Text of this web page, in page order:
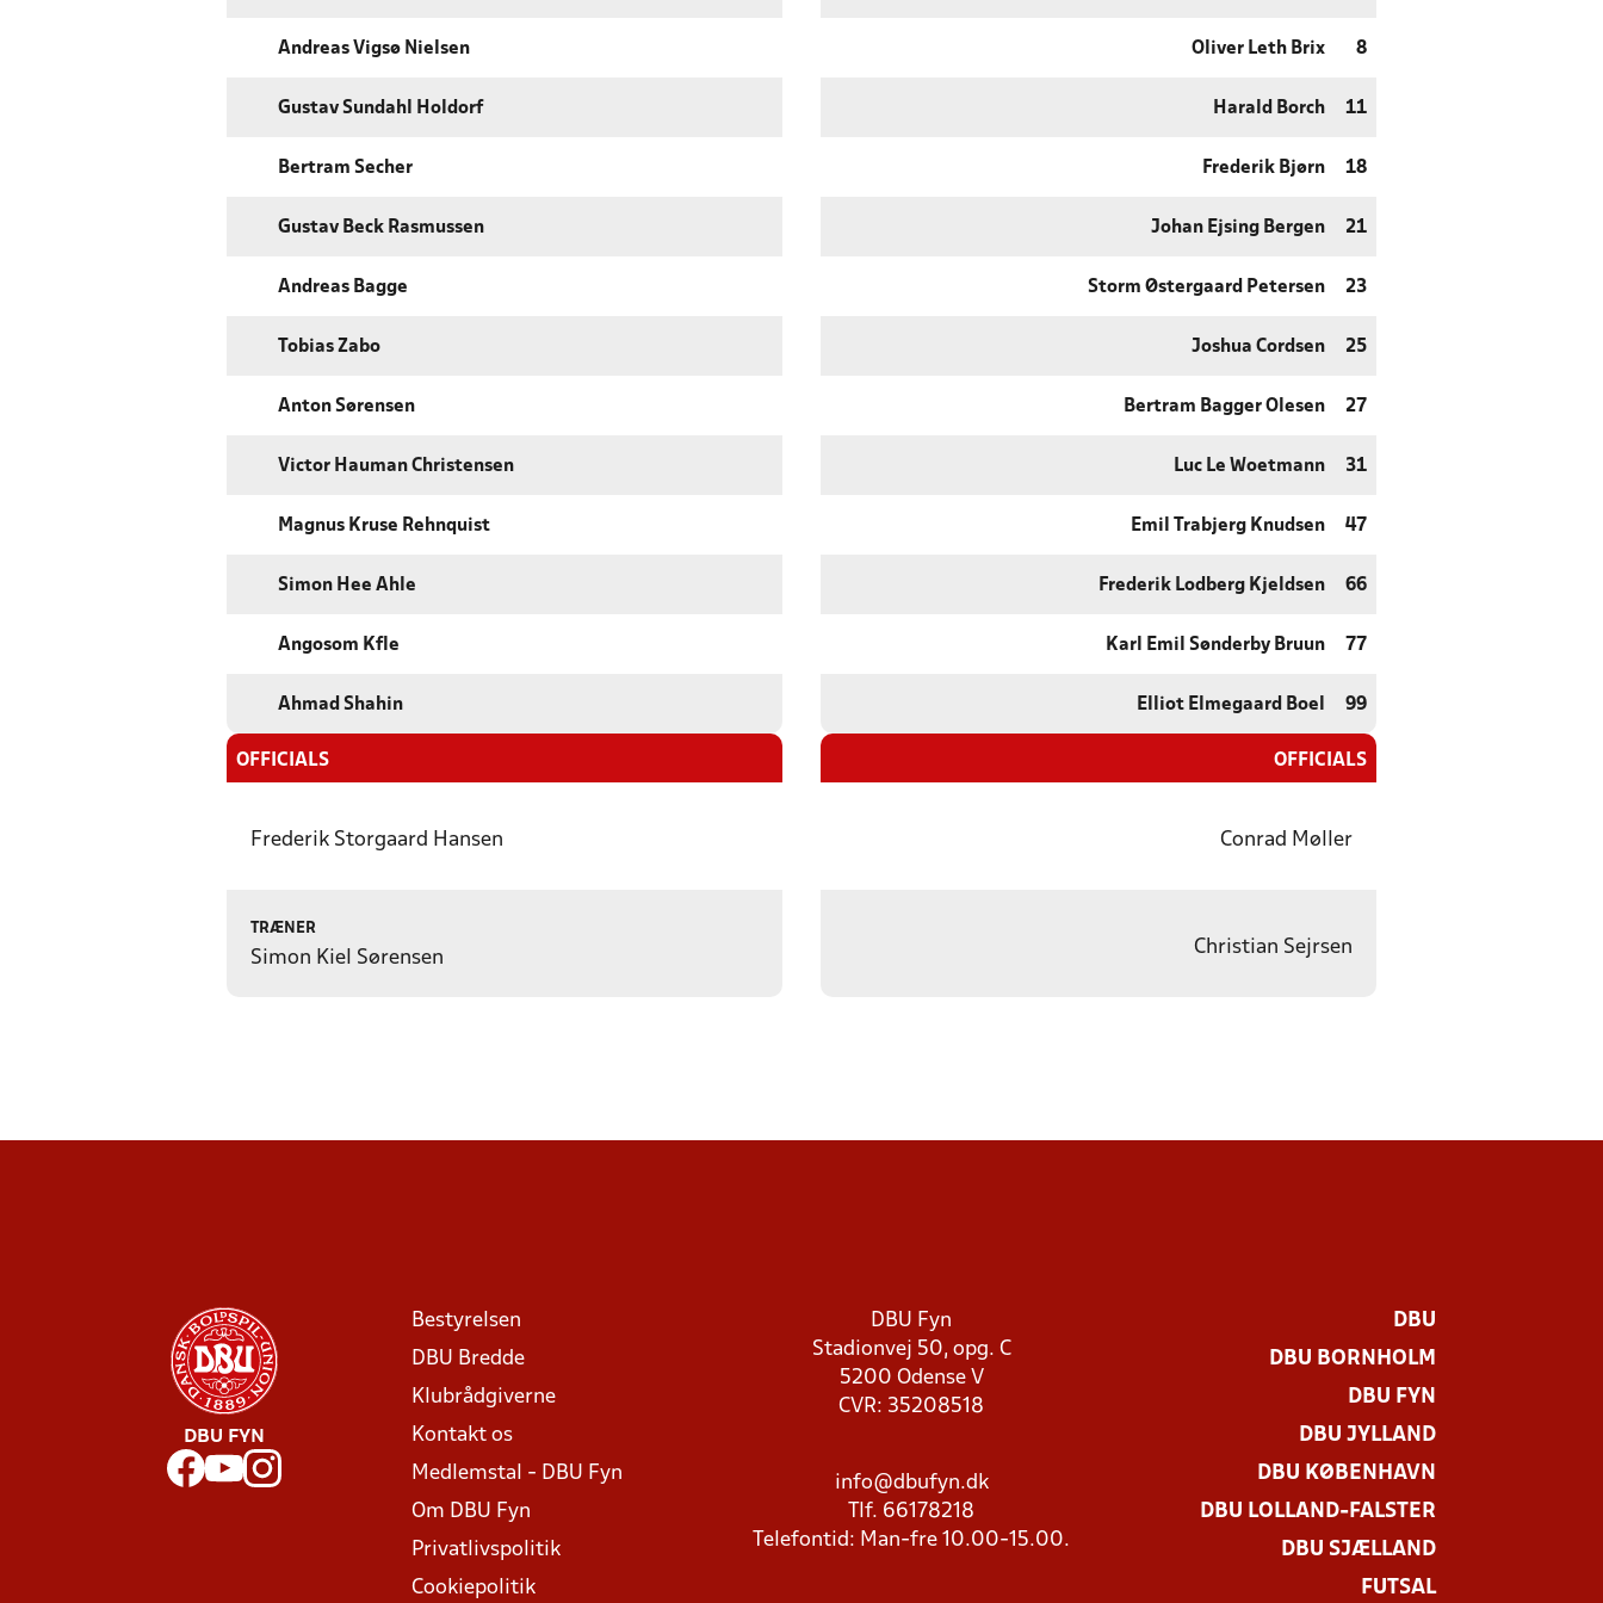
Andreas Vigsø Nielsen
Gustav Sundahl Holdorf
Bertram Secher
Gustav Beck Rasmussen
Andreas Bagge
Tobias Zabo
Anton Sørensen
Victor Hauman Christensen
Magnus Kruse Rehnquist
Simon Hee Ahle
Angosom Kfle
Ahmad Shahin
OFFICIALS
Frederik Storgaard Hansen
TRÆNER
Simon Kiel Sørensen
Oliver Leth Brix 8
Harald Borch 11
Frederik Bjørn 18
Johan Ejsing Bergen 21
Storm Østergaard Petersen 23
Joshua Cordsen 25
Bertram Bagger Olesen 27
Luc Le Woetmann 31
Emil Trabjerg Knudsen 47
Frederik Lodberg Kjeldsen 66
Karl Emil Sønderby Bruun 77
Elliot Elmegaard Boel 99
OFFICIALS
Conrad Møller
Christian Sejrsen
DBU FYN
Bestyrelsen
DBU Bredde
Klubrådgiverne
Kontakt os
Medlemstal - DBU Fyn
Om DBU Fyn
Privatlivspolitik
Cookiepolitik
DBU Fyn
Stadionvej 50, opg. C
5200 Odense V
CVR: 35208518
info@dbufyn.dk
Tlf. 66178218
Telefontid: Man-fre 10.00-15.00.
DBU
DBU BORNHOLM
DBU FYN
DBU JYLLAND
DBU KØBENHAVN
DBU LOLLAND-FALSTER
DBU SJÆLLAND
FUTSAL